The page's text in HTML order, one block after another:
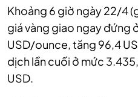
Khoảng 6 giờ ngày 22/4 (giờ
giá vàng giao ngay đứng
USD/ounce, tăng 96,4
dịch lần cuối ở mức
USD.